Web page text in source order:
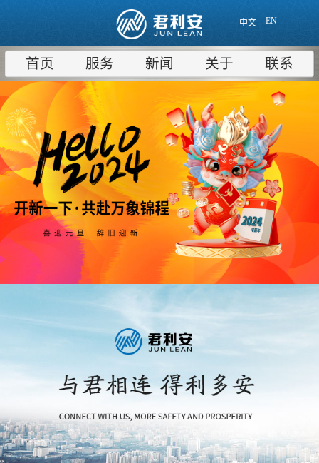
中文 EN
首页 服务 新闻 关于 联系